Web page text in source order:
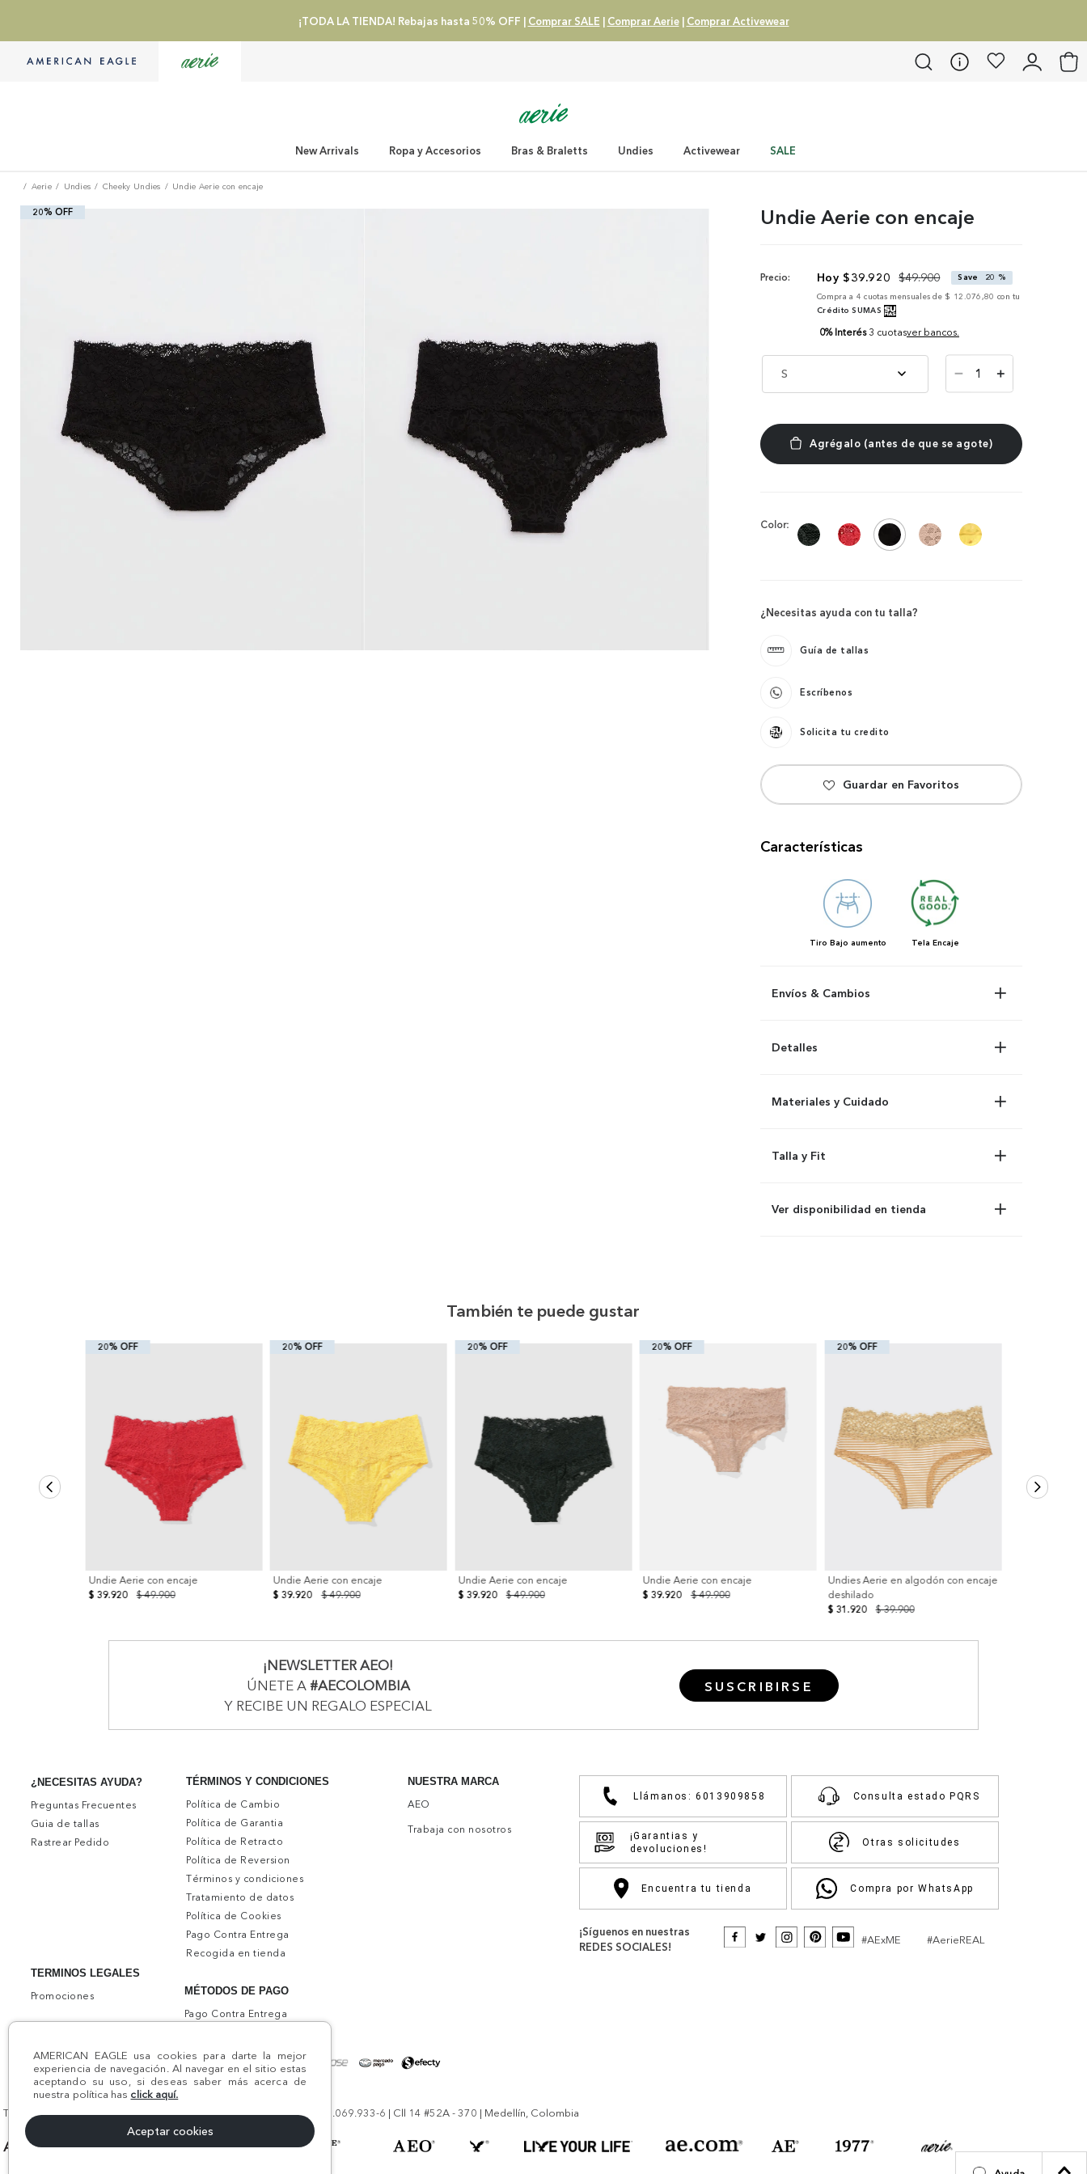
AMERICAN EAGLE usa cookies para darte la mejor
experiencia de navegación. Al navegar en el sitio estas
aceptando su uso, si deseas saber más acerca de
nuestra política has click aquí.
Aceptar cookies
¡TODA LA TIENDA! Rebajas hasta 50% OFF | Comprar SALE | Comprar Aerie| Comprar Activewear
New Arrivals Ropa y Accesorios Bras & Braletts Undies Activewear SALE
Aerie Undies Cheeky Undies Undie Aerie con encaje
20% OFF Undie Aerie con encaje
Precio: $39.920 $49.900 Save
20 %
Compra a 4 cuotas mensuales de $ 12.076,80 con tu
Crédito SUMAS
0% Interés 3 cuotasver bancos.
S ＋
－
Color:
¿Necesitas ayuda con tu talla?
Guía de tallas
Escríbenos
Solicita tu credito
Características
Tiro Bajo aumento Tela Encaje
Envíos & Cambios
Detalles
Materiales y Cuidado
Talla y Fit
Ver disponibilidad en tienda
También te puede gustar
20% OFF
Undie Aerie con encaje
$ 49.900
$ 39.920
20% OFF
Undie Aerie con encaje
$ 49.900
$ 39.920
20% OFF
Undie Aerie con encaje
$ 49.900
$ 39.920
20% OFF
Undie Aerie con encaje
$ 49.900
$ 39.920
20% OFF
Undies Aerie en algodón con encaje
deshilado
$ 39.900
$ 31.920
¡NEWSLETTER AEO!
ÚNETE A #AECOLOMBIA
Y RECIBE UN REGALO ESPECIAL
SUSCRIBIRSE
¿NECESITAS AYUDA?
Preguntas Frecuentes
Guia de tallas
Rastrear Pedido
TERMINOS LEGALES
Promociones
TÉRMINOS Y CONDICIONES
Política de Cambio
Política de Garantia
Política de Retracto
Política de Reversion
Términos y condiciones
Tratamiento de datos
Política de Cookies
Pago Contra Entrega
Recogida en tienda
NUESTRA MARCA
AEO
Trabaja con nosotros
MÉTODOS DE PAGO
Pago Contra Entrega
Llámanos: 6013909858 Consulta estado PQRS
¡Garantias y
devoluciones!
Otras solicitudes
Encuentra tu tienda Compra por WhatsApp
¡Síguenos en nuestras
REDES SOCIALES!
#AExME #AerieREAL
Todos los derechos reservados AE 2024 | Comodín S.A.S | NIT:800.069.933-6 | Cll 14 #52A - 370 | Medellín, Colombia